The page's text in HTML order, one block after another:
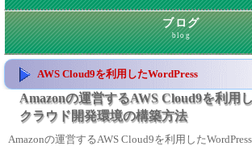
ブログ
blog
AWS Cloud9を利用したWordPress
Amazonの運営するAWS Cloud9を利用
クラウド開発環境の構築方法
Amazonの運営するAWS Cloud9を利用した